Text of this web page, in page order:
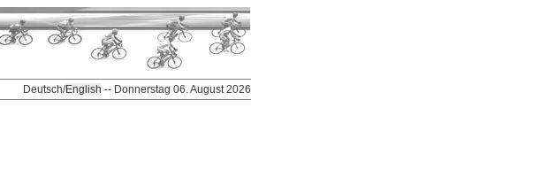
Deutsch/English -- Donnerstag 06. August 2026